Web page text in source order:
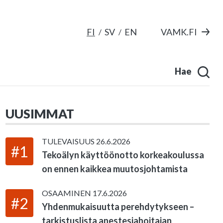
FI SV EN VAMK.FI
Hae
UUSIMMAT
#1
TULEVAISUUS 26.6.2026
Tekoälyn käyttöönotto korkeakoulussa
on ennen kaikkea muutosjohtamista
#2
OSAAMINEN 17.6.2026
Yhdenmukaisuutta perehdytykseen –
tarkistuslista anestesiahoitajan